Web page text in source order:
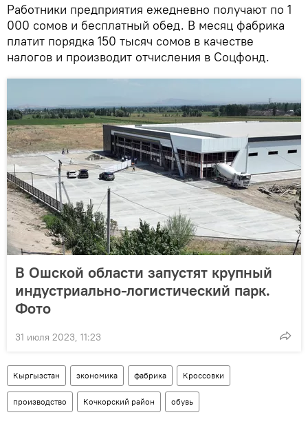
Работники предприятия ежедневно получают по 1
000 сомов и бесплатный обед. В месяц фабрика
платит порядка 150 тысяч сомов в качестве
налогов и производит отчисления в Соцфонд.
В Ошской области запустят крупный
индустриально-логистический парк.
Фото
31 июля 2023, 11:23
Кыргызстан экономика фабрика Кроссовки
производство Кочкорский район обувь